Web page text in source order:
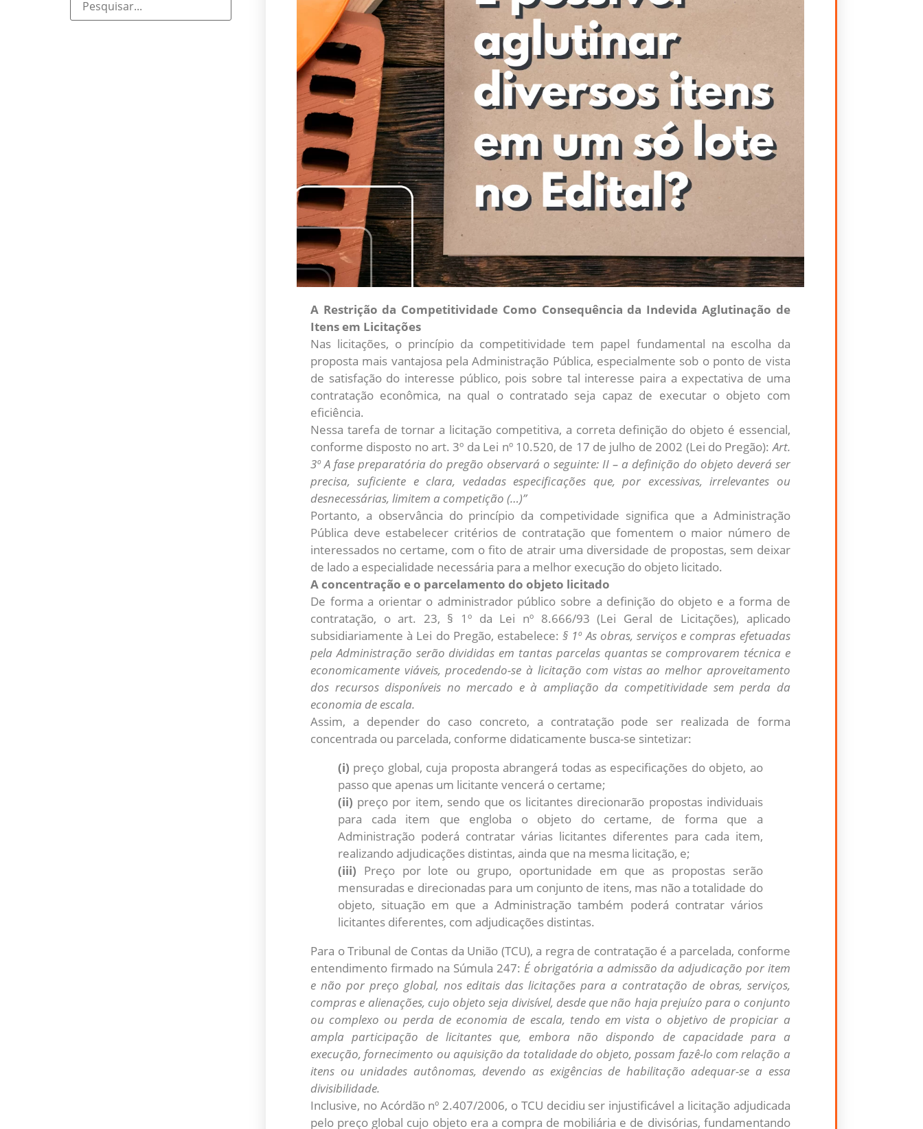
A Restrição da Competitividade Como Consequência da Indevida Aglutinação de
Itens em Licitações
Nas licitações, o princípio da competitividade tem papel fundamental na escolha da
proposta mais vantajosa pela Administração Pública, especialmente sob o ponto de vista
de satisfação do interesse público, pois sobre tal interesse paira a expectativa de uma
contratação econômica, na qual o contratado seja capaz de executar o objeto com
eficiência.
Nessa tarefa de tornar a licitação competitiva, a correta definição do objeto é essencial,
conforme disposto no art. 3º da Lei nº 10.520, de 17 de julho de 2002 (Lei do Pregão):Art.
3º A fase preparatória do pregão observará o seguinte: II – a definição do objeto deverá ser
precisa, suficiente e clara, vedadas especificações que, por excessivas, irrelevantes ou
desnecessárias, limitem a competição (…)”
Portanto, a observância do princípio da competividade significa que a Administração
Pública deve estabelecer critérios de contratação que fomentem o maior número de
interessados no certame, com o fito de atrair uma diversidade de propostas, sem deixar
de lado a especialidade necessária para a melhor execução do objeto licitado.
A concentração e o parcelamento do objeto licitado
De forma a orientar o administrador público sobre a definição do objeto e a forma de
contratação, o art. 23, § 1º da Lei nº 8.666/93 (Lei Geral de Licitações), aplicado
subsidiariamente à Lei do Pregão, estabelece:§ 1º As obras, serviços e compras efetuadas
pela Administração serão divididas em tantas parcelas quantas se comprovarem técnica e
economicamente viáveis, procedendo-se à licitação com vistas ao melhor aproveitamento
dos recursos disponíveis no mercado e à ampliação da competitividade sem perda da
economia de escala.
Assim, a depender do caso concreto, a contratação pode ser realizada de forma
concentrada ou parcelada, conforme didaticamente busca-se sintetizar:
(i) preço global, cuja proposta abrangerá todas as especificações do objeto, ao
passo que apenas um licitante vencerá o certame;
(ii) preço por item, sendo que os licitantes direcionarão propostas individuais
para cada item que engloba o objeto do certame, de forma que a
Administração poderá contratar várias licitantes diferentes para cada item,
realizando adjudicações distintas, ainda que na mesma licitação, e;
(iii) Preço por lote ou grupo, oportunidade em que as propostas serão
mensuradas e direcionadas para um conjunto de itens, mas não a totalidade do
objeto, situação em que a Administração também poderá contratar vários
licitantes diferentes, com adjudicações distintas.
Para o Tribunal de Contas da União (TCU), a regra de contratação é a parcelada, conforme
entendimento firmado na Súmula 247: É obrigatória a admissão da adjudicação por item
e não por preço global, nos editais das licitações para a contratação de obras, serviços,
compras e alienações, cujo objeto seja divisível, desde que não haja prejuízo para o conjunto
ou complexo ou perda de economia de escala, tendo em vista o objetivo de propiciar a
ampla participação de licitantes que, embora não dispondo de capacidade para a
execução, fornecimento ou aquisição da totalidade do objeto, possam fazê-lo com relação a
itens ou unidades autônomas, devendo as exigências de habilitação adequar-se a essa
divisibilidade.
Inclusive, no Acórdão nº 2.407/2006, o TCU decidiu ser injustificável a licitação adjudicada
pelo preço global cujo objeto era a compra de mobiliária e de divisórias, fundamentando